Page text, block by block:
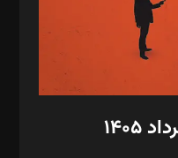
زاده